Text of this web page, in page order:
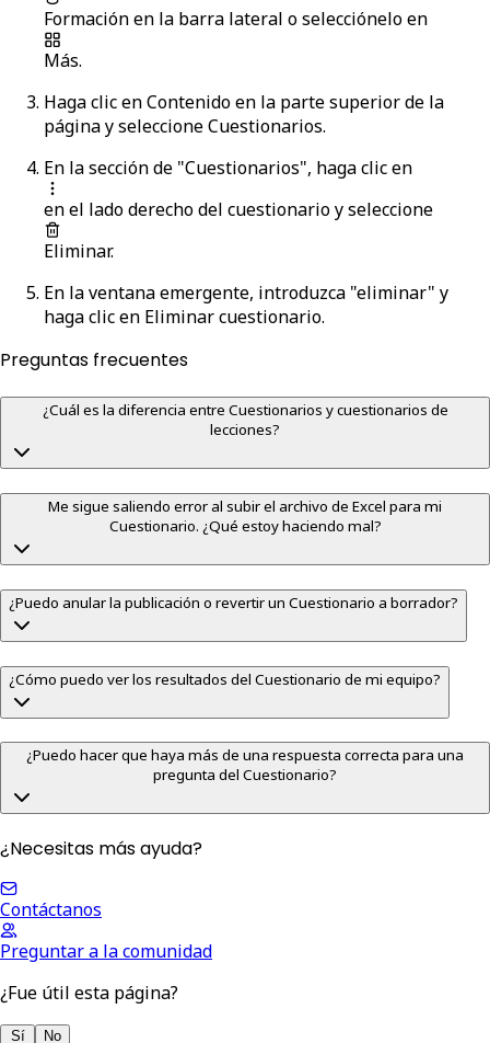
Formaciónen la barra lateral o selecciónelo en
Más.
Haga clic enContenidoen la parte superior de la
página y seleccioneCuestionarios.
En la sección de "Cuestionarios", haga clic en
en el lado derecho del cuestionario y seleccione
Eliminar.
En la ventana emergente, introduzca "eliminar" y
haga clic en Eliminar cuestionario.
Preguntas frecuentes
¿Cuál es la diferencia entre Cuestionarios y cuestionarios de
lecciones?
Me sigue saliendo error al subir el archivo de Excel para mi
Cuestionario. ¿Qué estoy haciendo mal?
¿Puedo anular la publicación o revertir un Cuestionario a borrador?
¿Cómo puedo ver los resultados del Cuestionario de mi equipo?
¿Puedo hacer que haya más de una respuesta correcta para una
pregunta del Cuestionario?
¿Necesitas más ayuda?
Contáctanos
Preguntar a la comunidad
¿Fue útil esta página?
Sí No